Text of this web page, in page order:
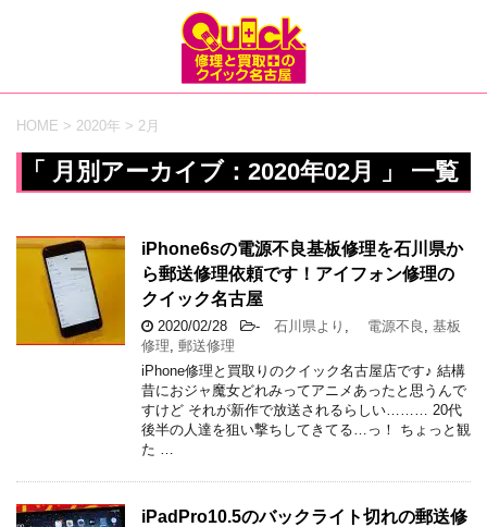
HOME > 2020年 > 2月
「 月別アーカイブ：2020年02月 」 一覧
iPhone6sの電源不良基板修理を石川県か
ら郵送修理依頼です！アイフォン修理の
クイック名古屋
2020/02/28 - 石川県より 電源不良
基板
修理 郵送修理
iPhone修理と買取りのクイック名古屋店です♪ 結構
昔におジャ魔女どれみってアニメあったと思うんで
すけど それが新作で放送されるらしい……… 20代
後半の人達を狙い撃ちしてきてる…っ！ ちょっと観
た …
iPadPro10.5のバックライト切れの郵送修